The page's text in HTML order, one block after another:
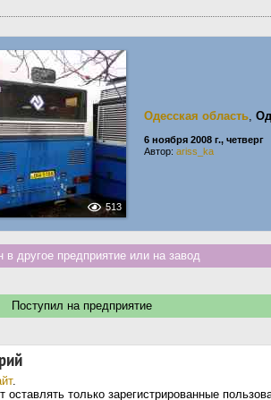
513
Одесская область,
6 ноября 2008 г., четверг
Автор: ariss_ka
другое предприятие или на завод
Поступил на предприятие
.
оставлять только зарегистрированные